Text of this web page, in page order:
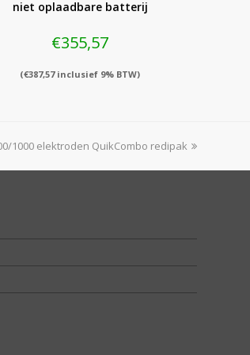
niet oplaadbare batterij
€355,57
(€387,57inclusief 9% BTW)
1000 elektroden QuikCombo redipak